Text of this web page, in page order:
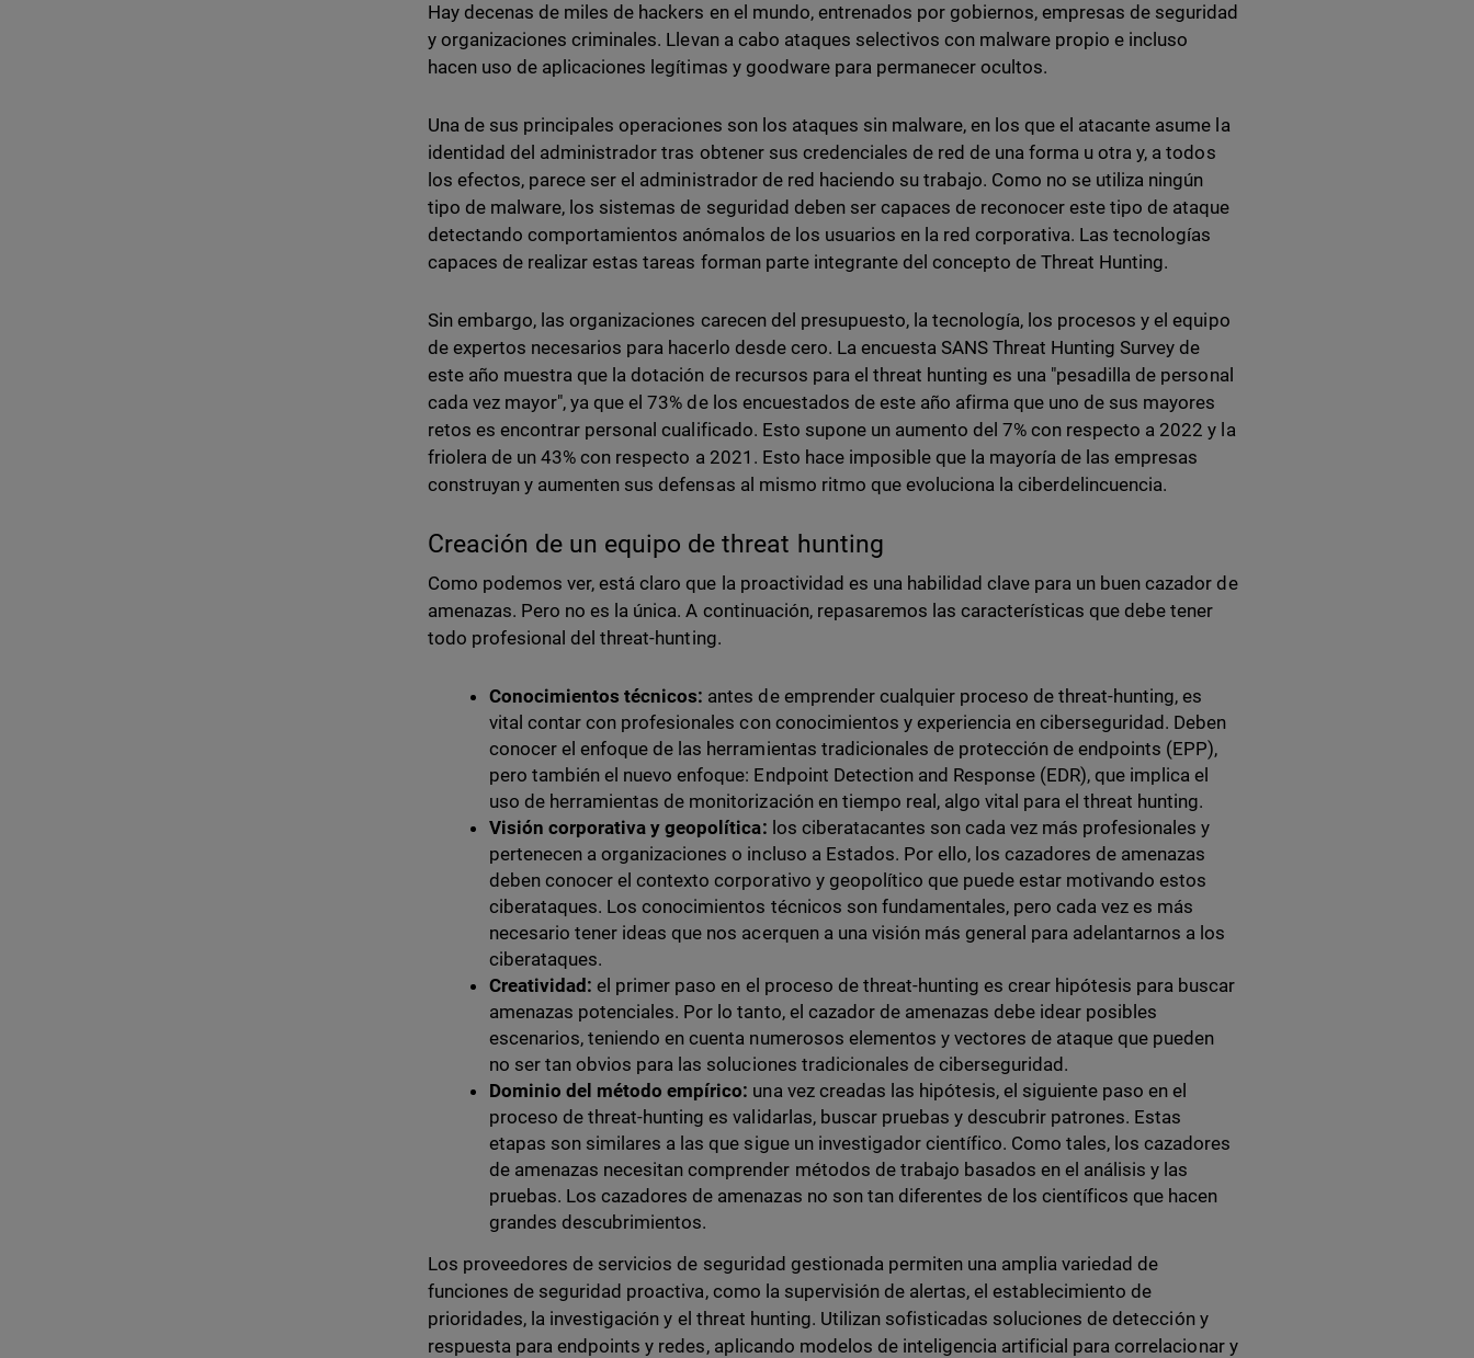
Hay decenas de miles de hackers en el mundo, entrenados por gobiernos, empresas de seguridad
y organizaciones criminales. Llevan a cabo ataques selectivos con malware propio e incluso
hacen uso de aplicaciones legítimas y goodware para permanecer ocultos.
Una de sus principales operaciones son los ataques sin malware, en los que el atacante asume la
identidad del administrador tras obtener sus credenciales de red de una forma u otra y, a todos
los efectos, parece ser el administrador de red haciendo su trabajo. Como no se utiliza ningún
tipo de malware, los sistemas de seguridad deben ser capaces de reconocer este tipo de ataque
detectando comportamientos anómalos de los usuarios en la red corporativa. Las tecnologías
capaces de realizar estas tareas forman parte integrante del concepto de Threat Hunting.
Sin embargo, las organizaciones carecen del presupuesto, la tecnología, los procesos y el equipo
de expertos necesarios para hacerlo desde cero. La encuesta SANS Threat Hunting Survey de
este año muestra que la dotación de recursos para el threat hunting es una "pesadilla de personal
cada vez mayor", ya que el 73% de los encuestados de este año afirma que uno de sus mayores
retos es encontrar personal cualificado. Esto supone un aumento del 7% con respecto a 2022 y la
friolera de un 43% con respecto a 2021. Esto hace imposible que la mayoría de las empresas
construyan y aumenten sus defensas al mismo ritmo que evoluciona la ciberdelincuencia.
Creación de un equipo de threat hunting
Como podemos ver, está claro que la proactividad es una habilidad clave para un buen cazador de
amenazas. Pero no es la única. A continuación, repasaremos las características que debe tener
todo profesional del threat-hunting.
Conocimientos técnicos: antes de emprender cualquier proceso de threat-hunting, es
vital contar con profesionales con conocimientos y experiencia en ciberseguridad. Deben
conocer el enfoque de las herramientas tradicionales de protección de endpoints (EPP),
pero también el nuevo enfoque: Endpoint Detection and Response (EDR), que implica el
uso de herramientas de monitorización en tiempo real, algo vital para el threat hunting.
Visión corporativa y geopolítica: los ciberatacantes son cada vez más profesionales y
pertenecen a organizaciones o incluso a Estados. Por ello, los cazadores de amenazas
deben conocer el contexto corporativo y geopolítico que puede estar motivando estos
ciberataques. Los conocimientos técnicos son fundamentales, pero cada vez es más
necesario tener ideas que nos acerquen a una visión más general para adelantarnos a los
ciberataques.
Creatividad: el primer paso en el proceso de threat-hunting es crear hipótesis para buscar
amenazas potenciales. Por lo tanto, el cazador de amenazas debe idear posibles
escenarios, teniendo en cuenta numerosos elementos y vectores de ataque que pueden
no ser tan obvios para las soluciones tradicionales de ciberseguridad.
Dominio del método empírico: una vez creadas las hipótesis, el siguiente paso en el
proceso de threat-hunting es validarlas, buscar pruebas y descubrir patrones. Estas
etapas son similares a las que sigue un investigador científico. Como tales, los cazadores
de amenazas necesitan comprender métodos de trabajo basados en el análisis y las
pruebas. Los cazadores de amenazas no son tan diferentes de los científicos que hacen
grandes descubrimientos.
Los proveedores de servicios de seguridad gestionada permiten una amplia variedad de
funciones de seguridad proactiva, como la supervisión de alertas, el establecimiento de
prioridades, la investigación y el threat hunting. Utilizan sofisticadas soluciones de detección y
respuesta para endpoints y redes, aplicando modelos de inteligencia artificial para correlacionar y